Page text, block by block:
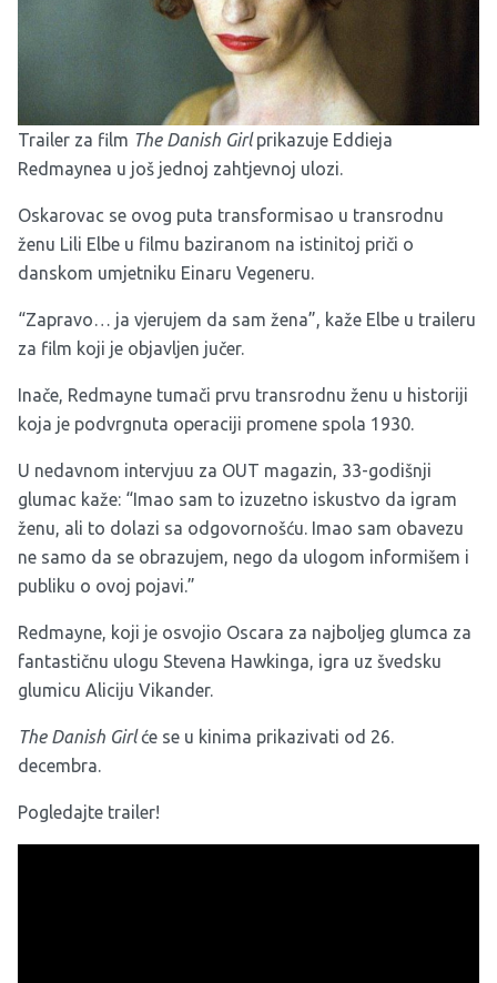
Trailer za film The Danish Girlprikazuje Eddieja
Redmaynea u još jednoj zahtjevnoj ulozi.
Oskarovac se ovog puta transformisao u transrodnu
ženu Lili Elbe u filmu baziranom na istinitoj priči o
danskom umjetniku Einaru Vegeneru.
“Zapravo… ja vjerujem da sam žena”, kaže Elbe u traileru
za film koji je objavljen jučer.
Inače, Redmayne tumači prvu transrodnu ženu u historiji
koja je podvrgnuta operaciji promene spola 1930.
U nedavnom intervjuu za OUT magazin, 33-godišnji
glumac kaže: “Imao sam to izuzetno iskustvo da igram
ženu, ali to dolazi sa odgovornošću. Imao sam obavezu
ne samo da se obrazujem, nego da ulogom informišem i
publiku o ovoj pojavi.”
Redmayne, koji je osvojio Oscara za najboljeg glumca za
fantastičnu ulogu Stevena Hawkinga, igra uz švedsku
glumicu Aliciju Vikander.
The Danish Girlće se u kinima prikazivati od 26.
decembra.
Pogledajte trailer!